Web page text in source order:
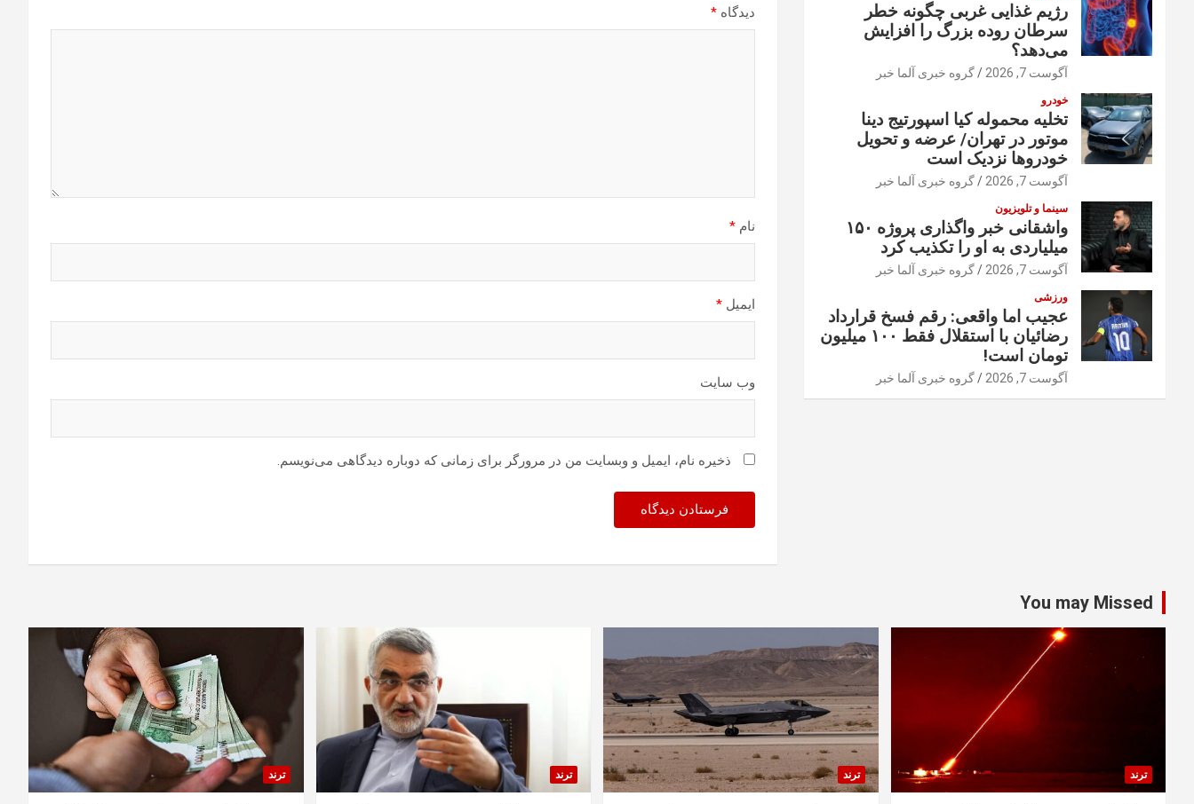
دیدگاه *
نام *
ایمیل *
وب‌ سایت
ذخیره نام، ایمیل و وبسایت من در مرورگر برای زمانی که دوباره دیدگاهی می‌نویسم.
رژیم غذایی غربی چگونه خطر
سرطان روده بزرگ را افزایش
می‌دهد؟
آگوست 7, 2026 گروه خبری آلما خبر
خودرو
تخلیه محموله کیا اسپورتیج دینا
موتور در تهران/ عرضه و تحویل
خودروها نزدیک است
آگوست 7, 2026 گروه خبری آلما خبر
سینما و تلویزیون
واشقانی خبر واگذاری پروژه ۱۵۰
میلیاردی به او را تکذیب کرد
آگوست 7, 2026 گروه خبری آلما خبر
ورزشی
عجیب اما واقعی: رقم فسخ قرارداد
رضائیان با استقلال فقط ۱۰۰ میلیون
تومان است!
آگوست 7, 2026 گروه خبری آلما خبر
You may Missed
ترند ترند ترند ترند